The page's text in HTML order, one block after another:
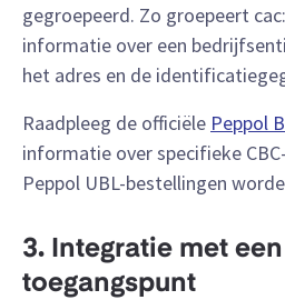
gegroepeerd. Zo groepeert
informatie over een
het adres en de
Raadpleeg de officiële Peppol
informatie over specifieke
Peppol UBL-bestellingen
3. Integratie met
toegangspunt